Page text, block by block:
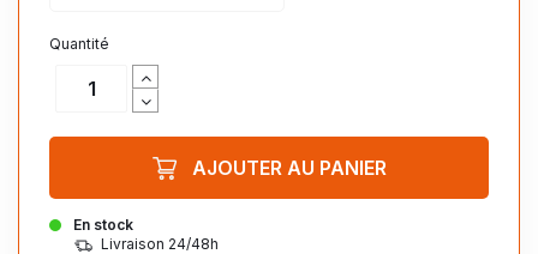
Quantité
En stock
Livraison 24/48h
AJOUTER AU PANIER